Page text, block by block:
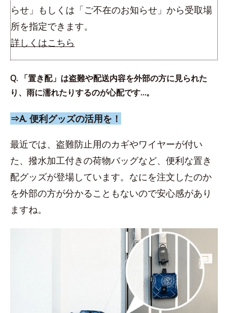
らせ」もしくは「ご不在のお知らせ」から受取場
所を指定できます。
詳しくはこちら
Q. 「置き配」は盗難や配送内容を外部の方に見られた
り、雨に濡れたりするのが心配です…。
⇒A. 便利グッズの活用を！
最近では、盗難防止用のカギやワイヤーが付い
た、撥水加工付きの荷物バッグなど、便利な置き
配グッズが登場しています。なにを注文したのか
を外部の方が分かることもないので安心感があり
ますね。